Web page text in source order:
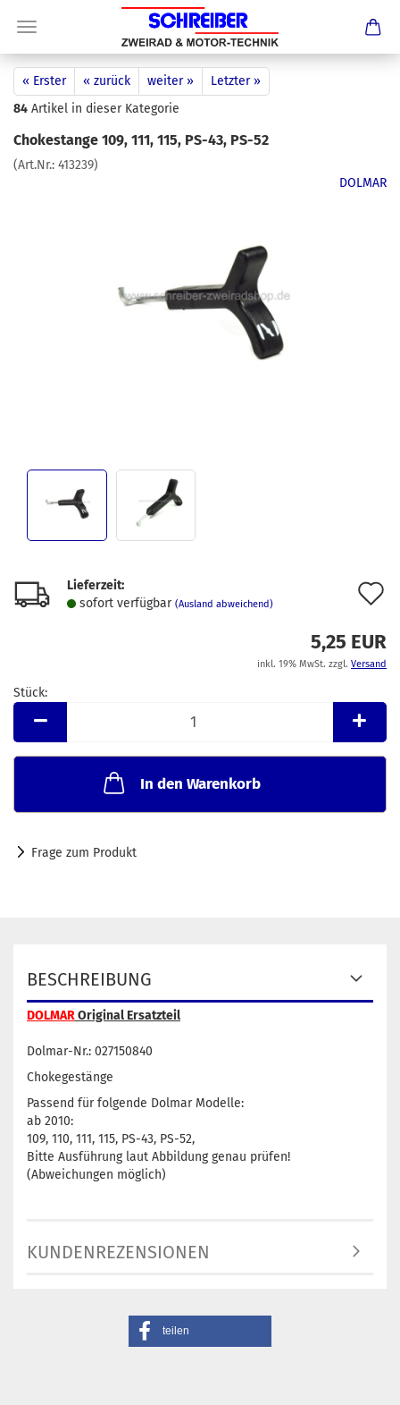
« Erster « zurück weiter »
Letzter »
84 Artikel in dieser Kategorie
Chokestange 109, 111, 115, PS-43, PS-52
(Art.Nr.: 413239)
DOLMAR
Lieferzeit:
sofort verfügbar (Ausland abweichend)
5,25 EUR
inkl. 19% MwSt. zzgl. Versand
Stück:
Stück
In den Warenkorb
Frage zum Produkt
BESCHREIBUNG
DOLMAROriginal Ersatzteil
Dolmar-Nr.: 027150840
Chokegestänge
Passend für folgende Dolmar Modelle:
ab 2010:
109, 110, 111, 115, PS-43, PS-52,
Bitte Ausführung laut Abbildung genau prüfen!
(Abweichungen möglich)
KUNDENREZENSIONEN
teilen